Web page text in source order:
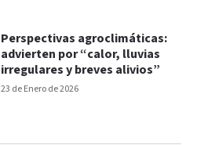
23 de Enero de 2026
Perspectivas agroclimáticas:
advierten por “calor, lluvias
irregulares y breves alivios”